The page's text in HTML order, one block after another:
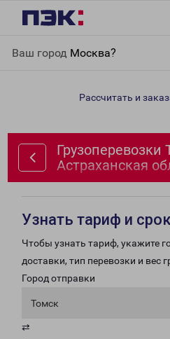
Ваш город Москва?
область
Рассчитать и
Грузоперевозки
Астраханская
Узнать тариф и
Чтобы узнать тариф, укажите
доставки, тип перевозки и вес
Город отправки
Томск
⇄